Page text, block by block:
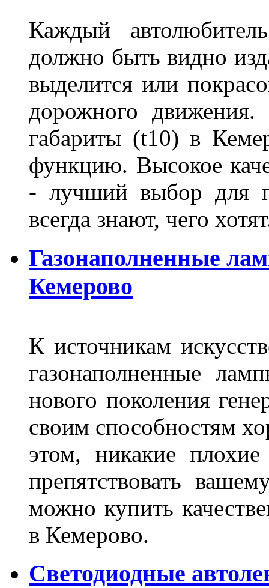
Каждый
должно быть видно
выделится или
дорожного
габариты (t10) в
функцию. Высокое
- лучший выбор для
всегда знают, чего
Газонаполненные
Кемерово
К источникам
газонаполненные
нового поколения
своим способностям
этом, никакие
препятствовать
можно купить
в Кемерово.
Светодиодные